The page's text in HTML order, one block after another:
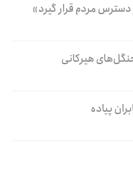
مردم قرار گیرد»
هیرکانی
پیاده